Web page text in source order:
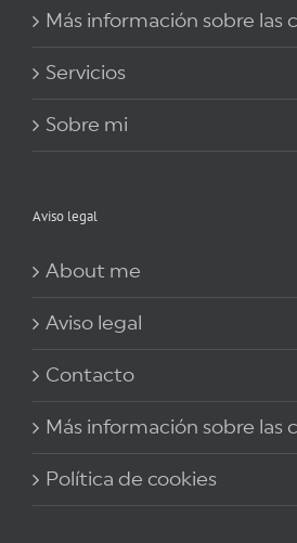
Más información sobre las
Servicios
Sobre mi
Aviso legal
About me
Aviso legal
Contacto
Más información sobre las
Política de cookies